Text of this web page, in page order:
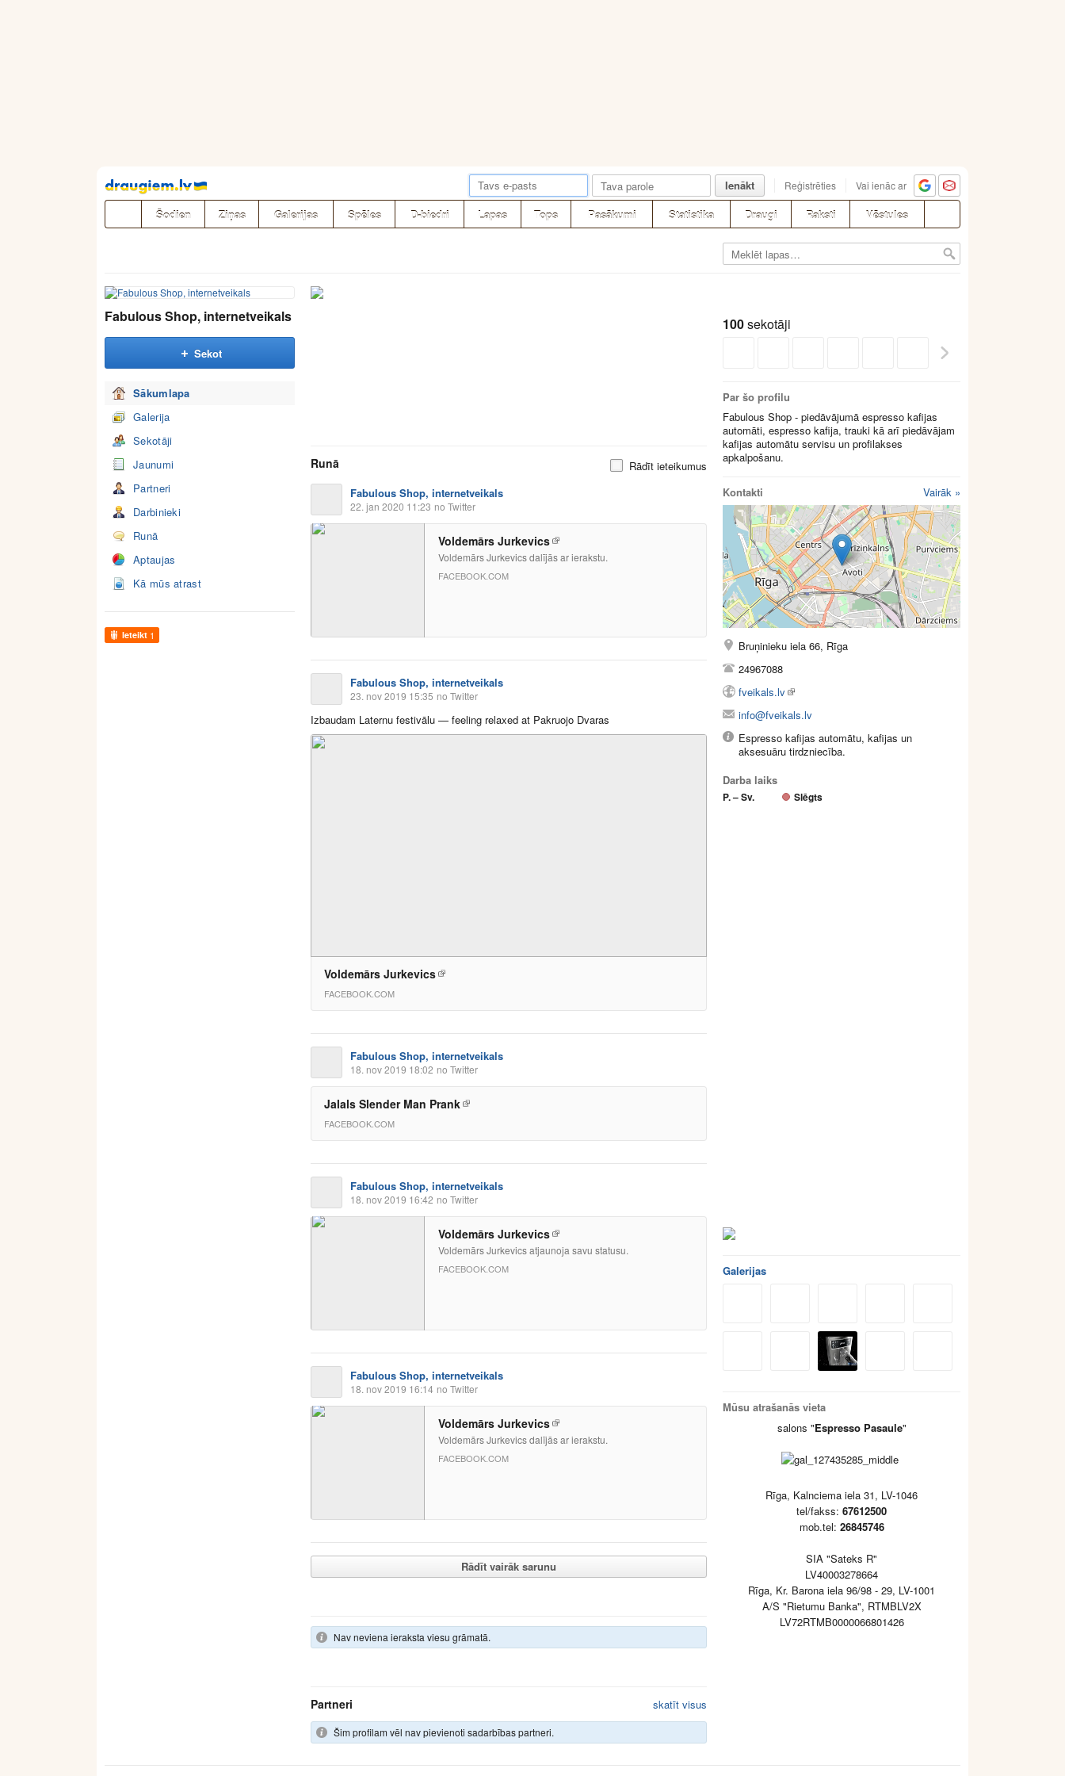
Pāriet
uz
saturu
Ienākt Reģistrēties Vai ienāc ar
Šodien Ziņas Galerijas Spēles D-biedri Lapas Tops Pasākumi Statistika Draugi Raksti Vēstules
Fabulous Shop, internetveikals
Sekot
Sākumlapa
Galerija
Sekotāji
Jaunumi
Partneri
Darbinieki
Runā
Aptaujas
Kā mūs atrast
Ieteikt 1
Runā
Rādīt ieteikumus
Fabulous Shop, internetveikals
22. jan 2020 11:23 no Twitter
Voldemārs Jurkevics
Voldemārs Jurkevics dalījās ar ierakstu.
FACEBOOK.COM
Fabulous Shop, internetveikals
23. nov 2019 15:35 no Twitter
Izbaudam Laternu festivālu — feeling relaxed at Pakruojo Dvaras
Voldemārs Jurkevics
FACEBOOK.COM
Fabulous Shop, internetveikals
18. nov 2019 18:02 no Twitter
Jalals Slender Man Prank
FACEBOOK.COM
Fabulous Shop, internetveikals
18. nov 2019 16:42 no Twitter
Voldemārs Jurkevics
Voldemārs Jurkevics atjaunoja savu statusu.
FACEBOOK.COM
Fabulous Shop, internetveikals
18. nov 2019 16:14 no Twitter
Voldemārs Jurkevics
Voldemārs Jurkevics dalījās ar ierakstu.
FACEBOOK.COM
Rādīt vairāk sarunu
Nav neviena ieraksta viesu grāmatā.
Partneri skatīt visus
Šim profilam vēl nav pievienoti sadarbības partneri.
100sekotāji
Par šo profilu
Fabulous Shop - piedāvājumā espresso kafijas
automāti, espresso kafija, trauki kā arī piedāvājam
kafijas automātu servisu un profilakses
apkalpošanu.
Kontakti Vairāk »
Bruņinieku iela 66, Rīga
24967088
fveikals.lv
info@fveikals.lv
Espresso kafijas automātu, kafijas un
aksesuāru tirdzniecība.
Darba laiks
P. – Sv. Slēgts
Galerijas
Mūsu atrašanās vieta
salons "Espresso Pasaule"
Rīga, Kalnciema iela 31, LV-1046
tel/fakss: 67612500
mob.tel: 26845746
SIA "Sateks R"
LV40003278664
Rīga, Kr. Barona iela 96/98 - 29, LV-1001
A/S "Rietumu Banka", RTMBLV2X
LV72RTMB0000066801426